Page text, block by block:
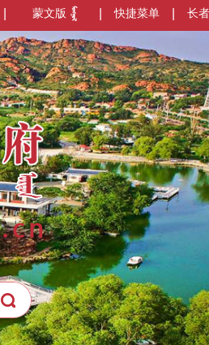
长
快捷菜单
蒙文版